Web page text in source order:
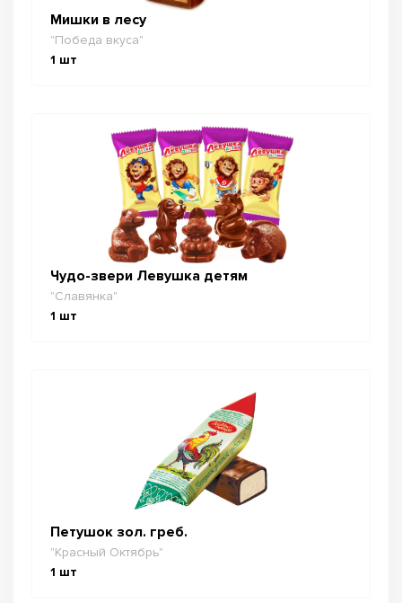
Мишки в лесу
"Победа вкуса"
1 шт
Чудо-звери Левушка детям
"Славянка"
1 шт
Петушок зол. греб.
"Красный Октябрь"
1 шт